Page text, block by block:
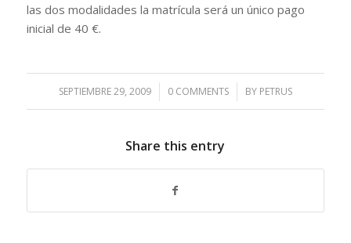
las dos modalidades la matrícula será un único pago
inicial de 40 €.
SEPTIEMBRE 29, 2009
/ 0 COMMENTS
/ BY PETRUS
Share this entry